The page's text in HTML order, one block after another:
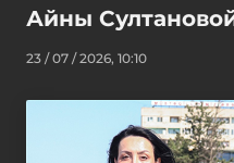
Айны
23 / 07 / 2026, 10:10